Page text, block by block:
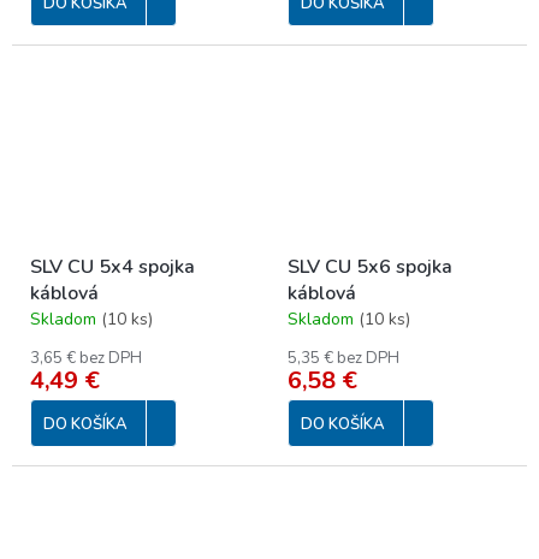
SLV CU 5x4 spojka
káblová
Skladom (10 ks)
3,65 € bez DPH
4,49 €
DO KOŠÍKA
SLV CU 5x6 spojka
káblová
Skladom (10 ks)
5,35 € bez DPH
6,58 €
DO KOŠÍKA